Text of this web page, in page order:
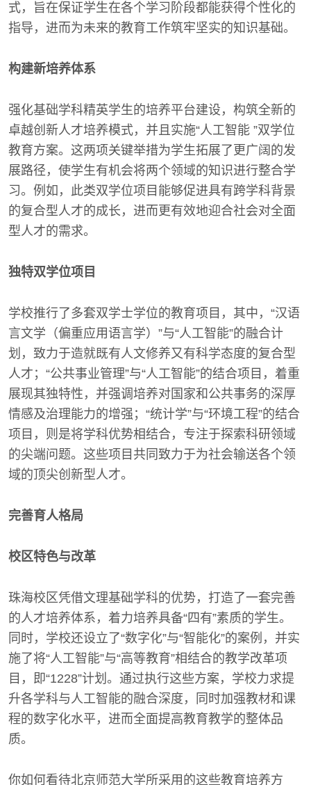
式，旨在保证学生在各个学习阶段都能获得个性化的
指导，进而为未来的教育工作筑牢坚实的知识基础。
构建新培养体系
强化基础学科精英学生的培养平台建设，构筑全新的
卓越创新人才培养模式，并且实施“人工智能 ”双学位
教育方案。这两项关键举措为学生拓展了更广阔的发
展路径，使学生有机会将两个领域的知识进行整合学
习。例如，此类双学位项目能够促进具有跨学科背景
的复合型人才的成长，进而更有效地迎合社会对全面
型人才的需求。
独特双学位项目
学校推行了多套双学士学位的教育项目，其中，“汉语
言文学（偏重应用语言学）”与“人工智能”的融合计
划，致力于造就既有人文修养又有科学态度的复合型
人才；“公共事业管理”与“人工智能”的结合项目，着重
展现其独特性，并强调培养对国家和公共事务的深厚
情感及治理能力的增强；“统计学”与“环境工程”的结合
项目，则是将学科优势相结合，专注于探索科研领域
的尖端问题。这些项目共同致力于为社会输送各个领
域的顶尖创新型人才。
完善育人格局
校区特色与改革
珠海校区凭借文理基础学科的优势，打造了一套完善
的人才培养体系，着力培养具备“四有”素质的学生。
同时，学校还设立了“数字化”与“智能化”的案例，并实
施了将“人工智能”与“高等教育”相结合的教学改革项
目，即“1228”计划。通过执行这些方案，学校力求提
升各学科与人工智能的融合深度，同时加强教材和课
程的数字化水平，进而全面提高教育教学的整体品
质。
你如何看待北京师范大学所采用的这些教育培养方